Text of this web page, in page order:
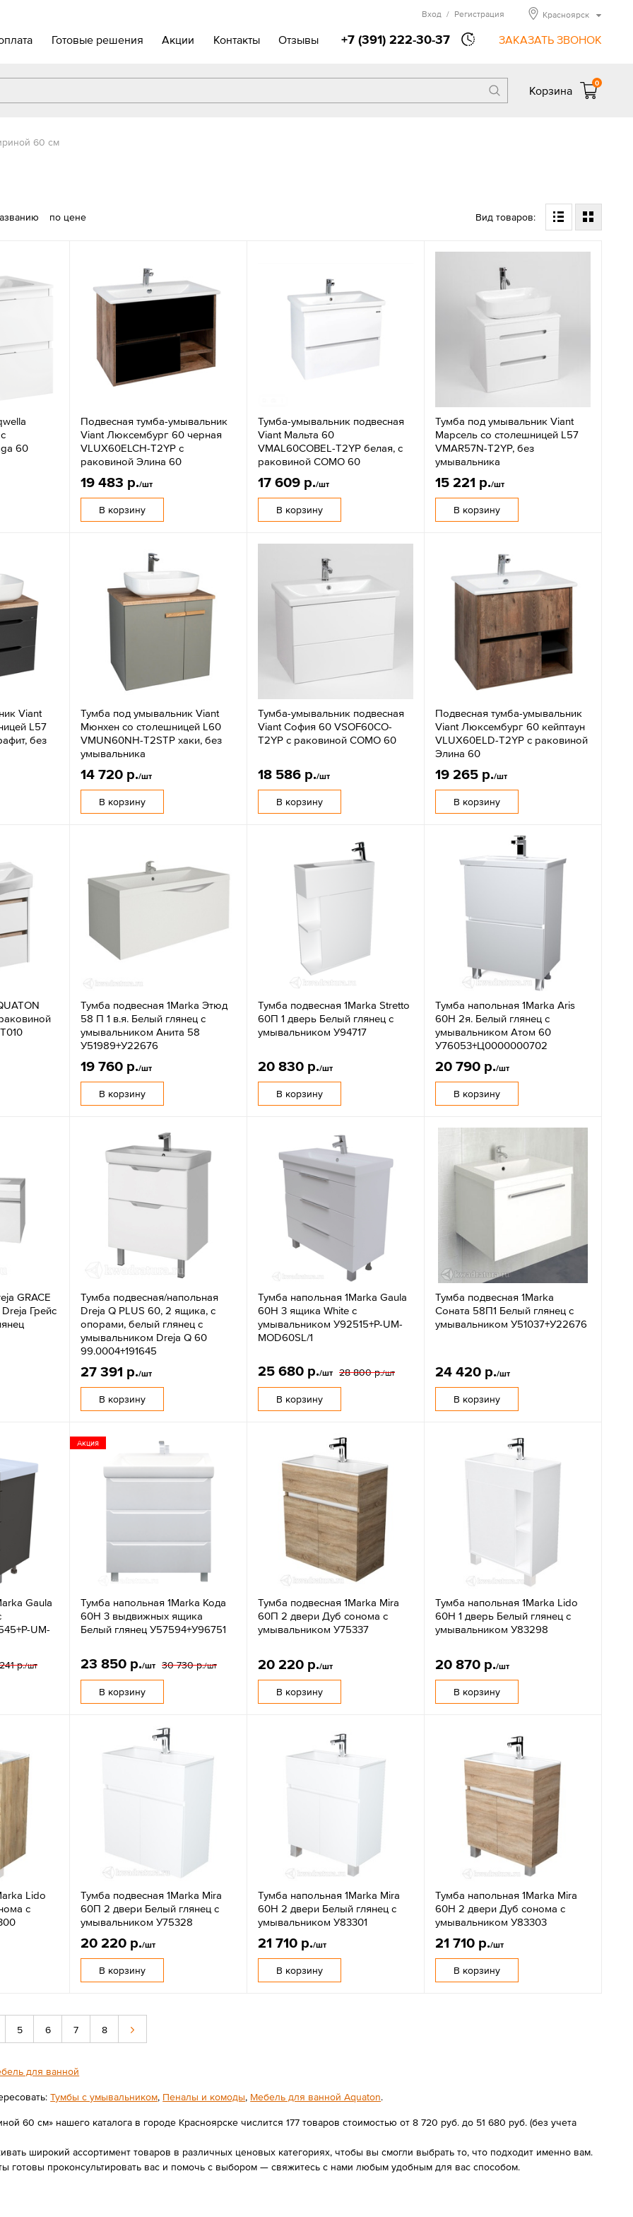
Готовые решения Акции Контакты Отзывы +7 (391) 222-30-37 ЗАКАЗАТЬ ЗВОНОК
Вход / Регистрация Красноярск
Корзина
0
60 см
по цене Вид товаров:
60
Подвесная тумба-умывальник
Viant Люксембург 60 черная
VLUX60ELCH-T2YP с
раковиной Элина 60
19 483 р./шт
В корзину
Тумба-умывальник подвесная
Viant Мальта 60
VMAL60COBEL-T2YP белая, с
раковиной COMO 60
17 609 р./шт
В корзину
Тумба под умывальник Viant
Марсель со столешницей L57
VMAR57N-T2YP, без
умывальника
15 221 р./шт
В корзину
Viant
L57
без
Тумба под умывальник Viant
Мюнхен со столешницей L60
VMUN60NH-T2STP хаки, без
умывальника
14 720 р./шт
В корзину
Тумба-умывальник подвесная
Viant София 60 VSOF60CO-
T2YP с раковиной COMO 60
18 586 р./шт
В корзину
Подвесная тумба-умывальник
Viant Люксембург 60 кейптаун
VLUX60ELD-T2YP с раковиной
Элина 60
19 265 р./шт
В корзину
Тумба подвесная 1Marka Этюд
58 П 1 в.я. Белый глянец с
умывальником Анита 58
У51989+У22676
19 760 р./шт
В корзину
Тумба подвесная 1Marka Stretto
60П 1 дверь Белый глянец с
умывальником У94717
20 830 р./шт
В корзину
Тумба напольная 1Marka Aris
60Н 2я. Белый глянец с
умывальником Атом 60
У76053+Ц0000000702
20 790 р./шт
В корзину
GRACE
Грейс
Тумба подвесная/напольная
Dreja Q PLUS 60, 2 ящика, с
опорами, белый глянец с
умывальником Dreja Q 60
99.0004+191645
27 391 р./шт
В корзину
Тумба напольная 1Marka Gaula
60Н 3 ящика White с
умывальником У92515+P-UM-
MOD60SL/1
25 680 р./шт 28 800 р./шт
В корзину
Тумба подвесная 1Marka
Соната 58П1 Белый глянец с
умывальником У51037+У22676
24 420 р./шт
В корзину
Gaula
UM-
р./шт
Акция
Тумба напольная 1Marka Кода
60Н 3 выдвижных ящика
Белый глянец У57594+У96751
23 850 р./шт 30 730 р./шт
В корзину
Тумба подвесная 1Marka Mira
60П 2 двери Дуб сонома с
умывальником У75337
20 220 р./шт
В корзину
Тумба напольная 1Marka Lido
60Н 1 дверь Белый глянец с
умывальником У83298
20 870 р./шт
В корзину
Lido
с
Тумба подвесная 1Marka Mira
60П 2 двери Белый глянец с
умывальником У75328
20 220 р./шт
В корзину
Тумба напольная 1Marka Mira
60Н 2 двери Белый глянец с
умывальником У83301
21 710 р./шт
В корзину
Тумба напольная 1Marka Mira
60Н 2 двери Дуб сонома с
умывальником У83303
21 710 р./шт
В корзину
5 6 7 8
для ванной
Тумбы с умывальником, Пеналы и комоды, Мебель для ванной Aquaton.
60 см» нашего каталога в городе Красноярске числится 177 товаров стоимостью от 8 720 руб. до 51 680 руб. (без учета
широкий ассортимент товаров в различных ценовых категориях, чтобы вы смогли выбрать то, что подходит именно вам.
готовы проконсультировать вас и помочь с выбором — свяжитесь с нами любым удобным для вас способом.